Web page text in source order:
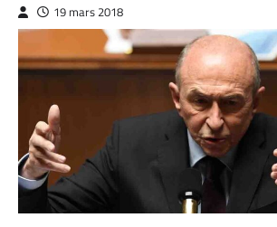
19 mars 2018